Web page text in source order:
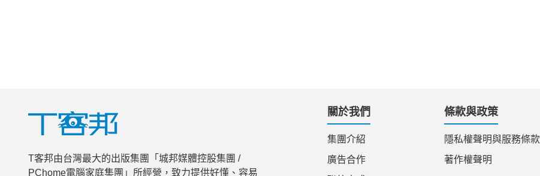
T客邦由台灣最大的出版集團「城邦媒體控股集團 /
PChome電腦家庭集團」所經營，致力提供好懂、容易
關於我們
集團介紹
廣告合作
條款與政策
隱私權聲明與服務條款
著作權聲明